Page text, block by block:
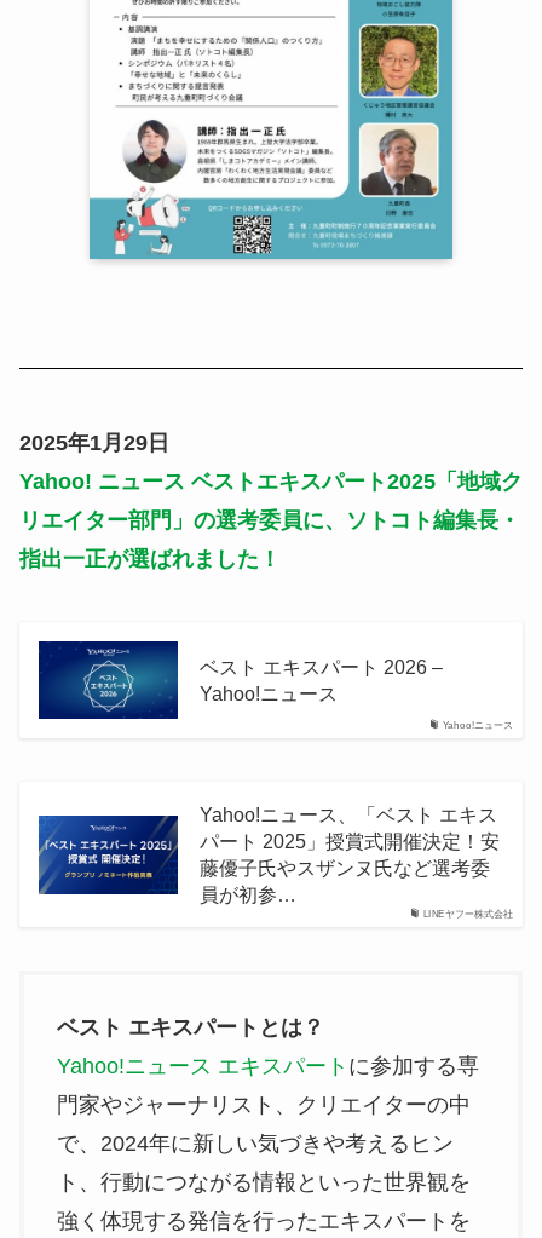
2025年1月29日
Yahoo! ニュース ベストエキスパート2025「地域ク
リエイター部門」の選考委員に、ソトコト編集長・
指出一正が選ばれました！
Yahoo!ニュース
ベスト エキスパート 2026 –
Yahoo!ニュース
LINEヤフー株式会社
Yahoo!ニュース、「ベスト エキス
パート 2025」授賞式開催決定！安
藤優子氏やスザンヌ氏など選考委
員が初参…
ベスト エキスパートとは？
Yahoo!ニュース エキスパート に参加する専
門家やジャーナリスト、クリエイターの中
で、2024年に新しい気づきや考えるヒン
ト、行動につながる情報といった世界観を
強く体現する発信を行ったエキスパートを